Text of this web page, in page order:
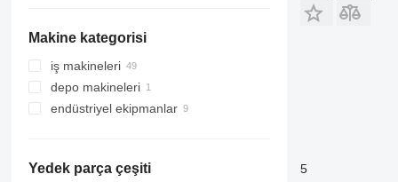
bağlantı elemanları
Makine kategorisi
iş makineleri
ekskavatörler
kazıcı yükleyiciler
sondaj makineleri
toprak kaldırma makineleri
depo makineleri
forkliftler
endüstriyel ekipmanlar
Yedek parça çeşiti 5